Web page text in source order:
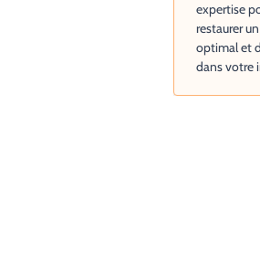
expertise
restaurer
optimal et
dans votre